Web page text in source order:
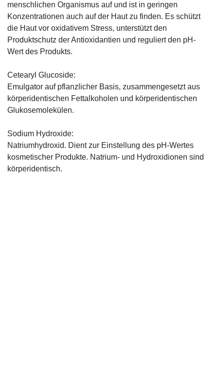
menschlichen Organismus auf und ist in geringen
Konzentrationen auch auf der Haut zu finden. Es schützt
die Haut vor oxidativem Stress, unterstützt den
Produktschutz der Antioxidantien und reguliert den pH-
Wert des Produkts.
Cetearyl Glucoside:
Emulgator auf pflanzlicher Basis, zusammengesetzt aus
körperidentischen Fettalkoholen und körperidentischen
Glukosemolekülen.
Sodium Hydroxide:
Natriumhydroxid. Dient zur Einstellung des pH-Wertes
kosmetischer Produkte. Natrium- und Hydroxidionen sind
körperidentisch.